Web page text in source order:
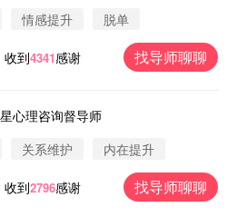
情感提升 脱单
收到4341感谢 找导师聊聊
心理咨询督导师
关系维护 内在提升
收到2796感谢 找导师聊聊
圈 通过此页面咨询，已获得专属情感方
通过此页面咨询，已获得专属情感方